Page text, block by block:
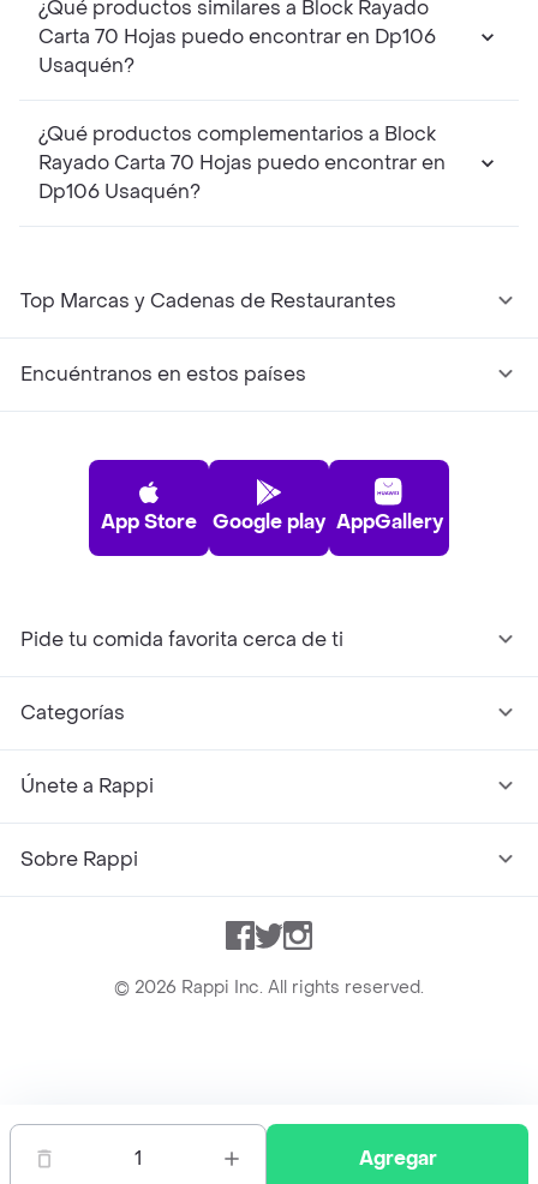
1 Agregar
¿Qué productos similares a Block Rayado
Carta 70 Hojas puedo encontrar en Dp106
Usaquén?
¿Qué productos complementarios a Block
Rayado Carta 70 Hojas puedo encontrar en
Dp106 Usaquén?
Top Marcas y Cadenas de Restaurantes
Encuéntranos en estos países
App Store Google play AppGallery
Pide tu comida favorita cerca de ti
Categorías
Únete a Rappi
Sobre Rappi
Facebook
TwitterInstagram
© 2026 Rappi Inc. All rights reserved.